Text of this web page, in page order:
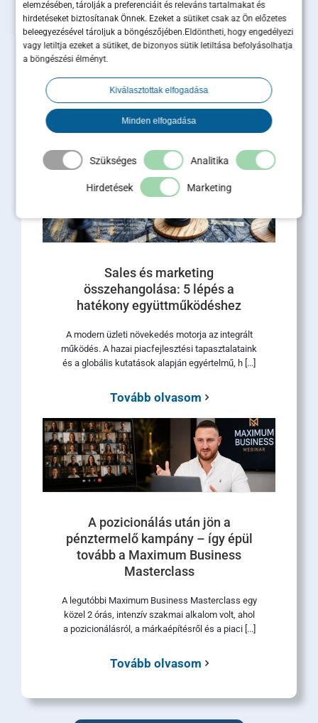
elemzésében, tárolják a preferenciáit és releváns tartalmakat és
hirdetéseket biztosítanak Önnek. Ezeket a sütiket csak az Ön előzetes
beleegyezésével tároljuk a böngészőjében.Eldöntheti, hogy engedélyezi
vagy letiltja ezeket a sütiket, de bizonyos sütik letiltása befolyásolhatja
a böngészési élményt.
Kiválasztottak elfogadása
Minden elfogadása
Szükséges Analitika
Hirdetések Marketing
Ügyfélmegtartás B2B-ben: miért
ér többet egy megtartott ügyfél,
mint tíz új lead?
van az árbevételre, a profitra és a cég piaci
Tovább olvasom
Sales és marketing
összehangolása: 5 lépés a
hatékony együttműködéshez
A modern üzleti növekedés motorja az integrált
működés. A hazai piacfejlesztési tapasztalataink
és a globális kutatások alapján egyértelmű, h [...]
Tovább olvasom
A pozicionálás után jön a
pénztermelő kampány – így épül
tovább a Maximum Business
Masterclass
A legutóbbi Maximum Business Masterclass egy
közel 2 órás, intenzív szakmai alkalom volt, ahol
a pozicionálásról, a márkaépítésről és a piaci [...]
Tovább olvasom